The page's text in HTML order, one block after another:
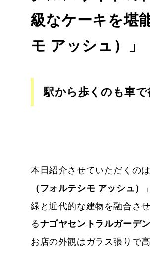
級なケーキを堪
モ アッシュ）」
駅から歩くのも車
本日紹介させていただくの
（フォルテシモ アッシュ）
緑と近代的な建物を融合さ
るナゴヤセントラルガーデン
お店の外観はガラス張りで